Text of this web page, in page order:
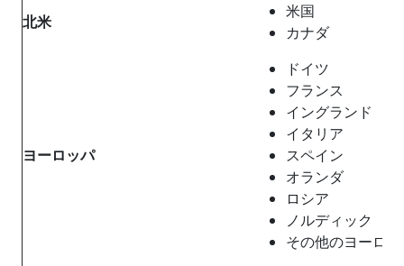
北米
米国
カナダ
ヨーロッパ
ドイツ
フランス
イングランド
イタリア
スペイン
オランダ
ロシア
ノルディック
その他のヨーロ